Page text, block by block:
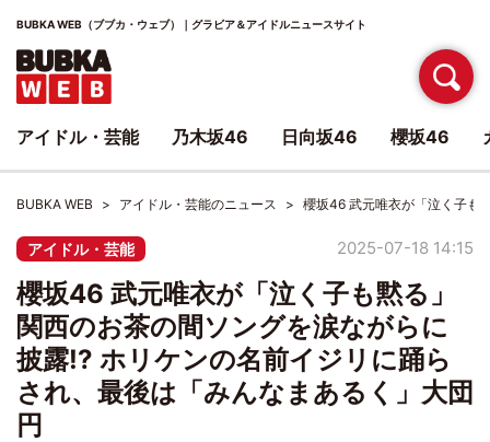
BUBKA WEB（ブブカ・ウェブ）｜グラビア＆アイドルニュースサイト
BUBKA WEB アイドル・芸能のニュース 櫻坂46 武元唯衣が「泣く子も
アイドル・芸能 2025-07-18 14:15
櫻坂46 武元唯衣が「泣く子も黙る」
関西のお茶の間ソングを涙ながらに
披露!? ホリケンの名前イジリに踊ら
され、最後は「みんなまあるく」大団
円
アイドル・芸能 乃木坂46 日向坂46 櫻坂46